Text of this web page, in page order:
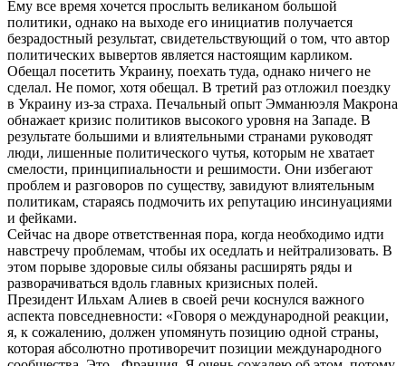
Ему все время хочется прослыть великаном большой
политики, однако на выходе его инициатив получается
безрадостный результат, свидетельствующий о том, что автор
политических вывертов является настоящим карликом.
Обещал посетить Украину, поехать туда, однако ничего не
сделал. Не помог, хотя обещал. В третий раз отложил поездку
в Украину из-за страха. Печальный опыт Эмманюэля Макрона
обнажает кризис политиков высокого уровня на Западе. В
результате большими и влиятельными странами руководят
люди, лишенные политического чутья, которым не хватает
смелости, принципиальности и решимости. Они избегают
проблем и разговоров по существу, завидуют влиятельным
политикам, стараясь подмочить их репутацию инсинуациями
и фейками.
Сейчас на дворе ответственная пора, когда необходимо идти
навстречу проблемам, чтобы их оседлать и нейтрализовать. В
этом порыве здоровые силы обязаны расширять ряды и
разворачиваться вдоль главных кризисных полей.
Президент Ильхам Алиев в своей речи коснулся важного
аспекта повседневности: «Говоря о международной реакции,
я, к сожалению, должен упомянуть позицию одной страны,
которая абсолютно противоречит позиции международного